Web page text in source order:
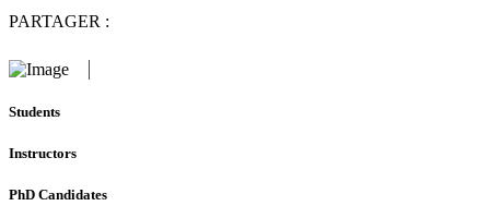
PARTAGER :
Students
Instructors
PhD Candidates